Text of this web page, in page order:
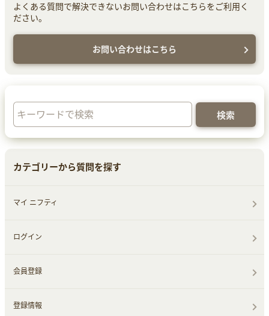
よくある質問で解決できないお問い合わせはこちらをご利用く
ださい。
お問い合わせはこちら
カテゴリーから質問を探す
マイ ニフティ
ログイン
会員登録
登録情報